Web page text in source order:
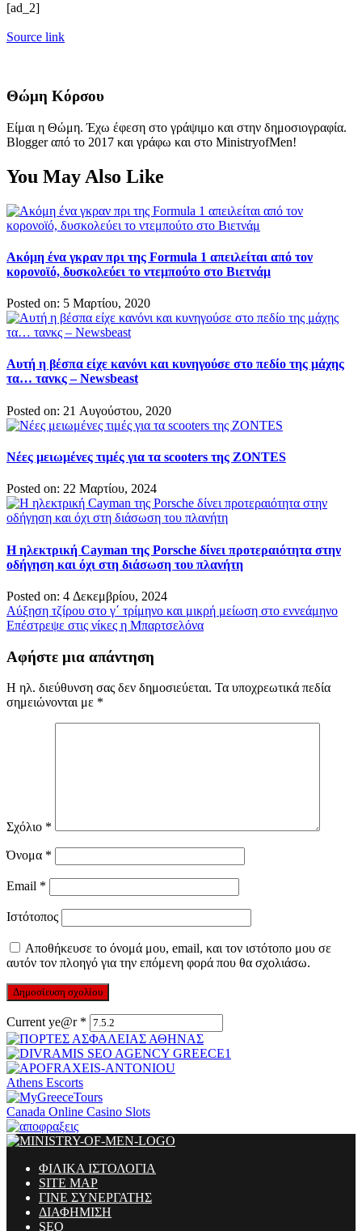
[ad_2]
Source link
Θώμη Κόρσου
Είμαι η Θώμη. Έχω έφεση στο γράψιμο και στην δημοσιογραφία.
Blogger από το 2017 και γράφω και στο MinistryofMen!
You May Also Like
Ακόμη ένα γκραν πρι της Formula 1 απειλείται από τον
κορονοϊό, δυσκολεύει το ντεμπούτο στο Βιετνάμ
Posted on: 5 Μαρτίου, 2020
Αυτή η βέσπα είχε κανόνι και κυνηγούσε στο πεδίο της μάχης
τα… τανκς – Newsbeast
Posted on: 21 Αυγούστου, 2020
Νέες μειωμένες τιμές για τα scooters της ZONTES
Posted on: 22 Μαρτίου, 2024
Η ηλεκτρική Cayman της Porsche δίνει προτεραιότητα στην
οδήγηση και όχι στη διάσωση του πλανήτη
Posted on: 4 Δεκεμβρίου, 2024
Πλοήγηση
άρθρων
Αύξηση τζίρου στο γ΄ τρίμηνο και μικρή μείωση στο εννεάμηνο
Επέστρεψε στις νίκες η Μπαρτσελόνα
Αφήστε μια απάντηση
Η ηλ. διεύθυνση σας δεν δημοσιεύεται. Τα υποχρεωτικά πεδία
σημειώνονται με *
Σχόλιο *
Όνομα *
Email *
Ιστότοπος
Αποθήκευσε το όνομά μου, email, και τον ιστότοπο μου σε
αυτόν τον πλοηγό για την επόμενη φορά που θα σχολιάσω.
Current ye@r *
Athens Escorts
Canada Online Casino Slots
ΦΙΛΙΚΑ ΙΣΤΟΛΟΓΙΑ
SITE MAP
ΓΙΝΕ ΣΥΝΕΡΓΑΤΗΣ
ΔΙΑΦΗΜΙΣΗ
SEO